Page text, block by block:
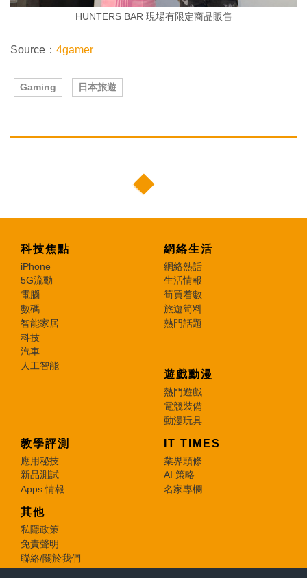
HUNTERS BAR 現場有限定商品販售
Source： 4gamer
Gaming 日本旅遊
科技焦點
iPhone
5G流動
電腦
數碼
智能家居
科技
汽車
人工智能
網絡生活
網絡熱話
生活情報
筍買着數
旅遊筍料
熱門話題
遊戲動漫
熱門遊戲
電競裝備
動漫玩具
教學評測
應用秘技
新品測試
Apps 情報
IT TIMES
業界頭條
AI 策略
名家專欄
其他
私隱政策
免責聲明
聯絡/關於我們